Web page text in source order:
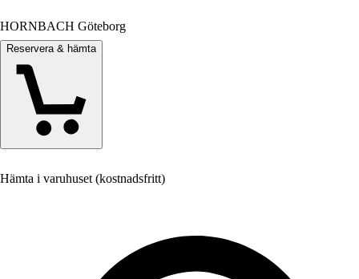
HORNBACH Göteborg
Reservera & hämta
Hämta i varuhuset (kostnadsfritt)